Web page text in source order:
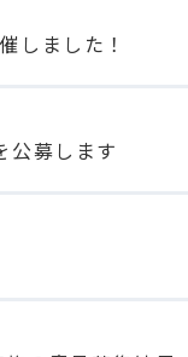
しました！
公募します